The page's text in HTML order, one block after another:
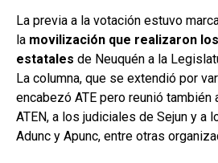
La previa a la votación estuvo
la movilización que realizaron
estatales de Neuquén a la
La columna, que se extendió por
encabezó ATE pero reunió también
ATEN, a los judiciales de Sejun y a
Adunc y Apunc, entre otras